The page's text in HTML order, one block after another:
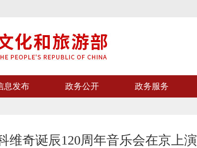
息发布 政务公开 政务服务
维奇诞辰120周年音乐会在京上演